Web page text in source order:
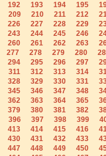
192
193 194 195
209
210 211 212
226
227 228 229
243
244 245 246
260
261 262 263
277
278 279 280
294
295 296 297
311
312 313 314
328
329 330 331
345
346 347 348
362
363 364 365
379
380 381 382
396
397 398 399
413
414 415 416
430
431 432 433
447
448 449 450